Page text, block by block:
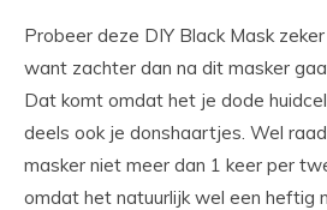
Probeer deze DIY Black Mask
want zachter dan na dit masker
Dat komt omdat het je dode
deels ook je donshaartjes. Wel
masker niet meer dan 1 keer per
omdat het natuurlijk wel een heftig